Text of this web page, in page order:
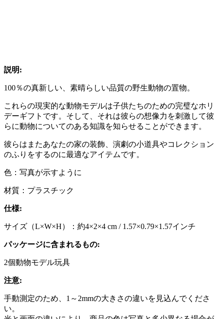
説明:
100％の真新しい、素晴らしい品質の野生動物の置物。
これらの現実的な動物モデルは子供たちのための完璧なホリ
デーギフトです。そして、それは彼らの想像力を刺激して彼
らに動物についてのある知識を知らせることができます。
彼らはまたあなたの家の装飾、演劇の小道具やコレクション
のふりをするのに最適なアイテムです。
色：写真が示すように
材質：プラスチック
仕様:
サイズ（L×W×H）：約4×2×4 cm / 1.57×0.79×1.57インチ
パッケージに含まれるもの:
2個動物モデル玩具
注意:
手動測定のため、1～2mmの大きさの違いを見込んでくださ
い。